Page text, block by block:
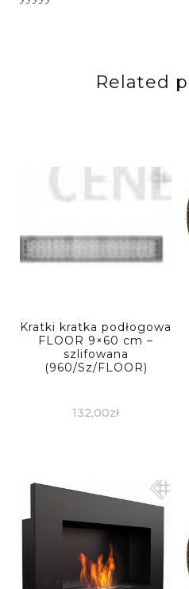
Related
Kratki kratka podłogowa
FLOOR 9×60 cm –
szlifowana
(960/Sz/FLOOR)
132,00zł